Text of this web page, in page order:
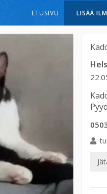
ETUSIVU LISÄÄ